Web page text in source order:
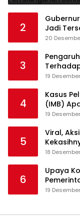
2
Jadi
20
3
Jambi
19
4
Kasus
(IMB)
19
5
Viral,
18
6
Upaya
19